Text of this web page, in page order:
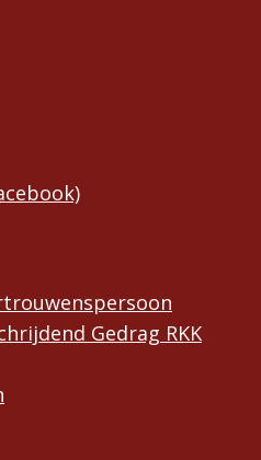
Gedrag RKK